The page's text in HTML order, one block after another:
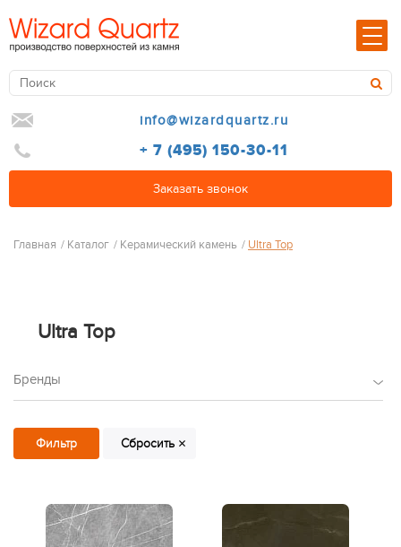
info@wizardquartz.ru
+ 7 (495) 150-30-11
Заказать звонок
Главная / Каталог / Керамический камень / Ultra Top
Ultra Top
Бренды